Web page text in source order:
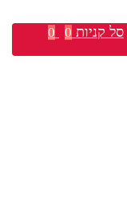
סל קניות 0
0